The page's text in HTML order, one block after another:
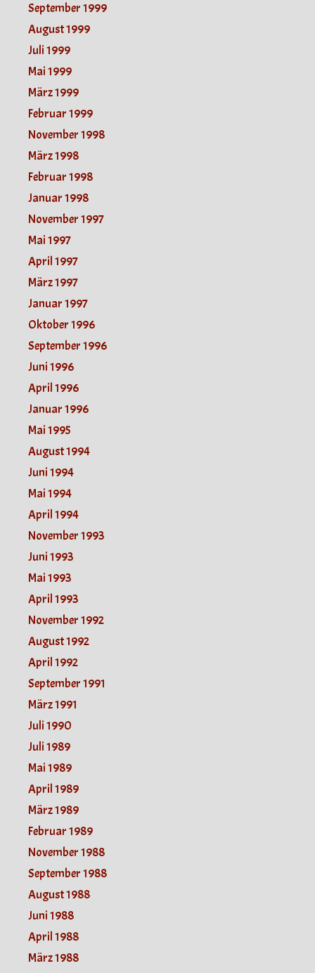
September 1999
August 1999
Juli 1999
Mai 1999
März 1999
Februar 1999
November 1998
März 1998
Februar 1998
Januar 1998
November 1997
Mai 1997
April 1997
März 1997
Januar 1997
Oktober 1996
September 1996
Juni 1996
April 1996
Januar 1996
Mai 1995
August 1994
Juni 1994
Mai 1994
April 1994
November 1993
Juni 1993
Mai 1993
April 1993
November 1992
August 1992
April 1992
September 1991
März 1991
Juli 1990
Juli 1989
Mai 1989
April 1989
März 1989
Februar 1989
November 1988
September 1988
August 1988
Juni 1988
April 1988
März 1988